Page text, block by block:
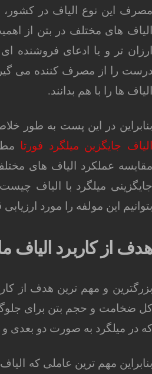
مصرف این نوع الیاف در کشور،
الیاف های مختلف در بتن از
ارزان تر و یا ادعای فروشنده
درست را از مصرف کننده می
الیاف ها را با هم بدانند.
بنابراین در این پست به طور
الیاف جایگزین میلگرد فورتا
مقایسه عملکرد الیاف های
جایگزینی میلگرد با الیاف
بتوانیم این مولفه را مورد
هدف از کاربرد الیاف
بزرگترین و مهم ترین هدف از
کل ضخامت و حجم بتن برای
که در میلگرد به صورت دو بعدی و
بنابراین مهم ترین عاملی که